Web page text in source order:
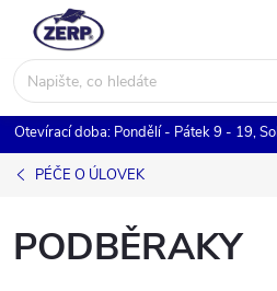
obsah
Otevírací doba: Pondělí - Pátek 9 - 19,
PÉČE O ÚLOVEK
PODBĚRAKY